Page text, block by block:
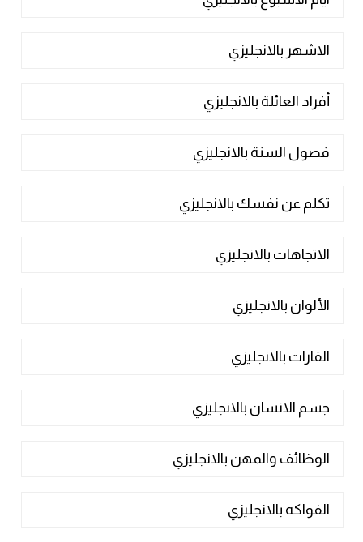
الاشهر بالانجليزي
أفراد العائلة بالانجليزي
فصول السنة بالانجليزي
تكلم عن نفسك بالانجليزي
الاتجاهات بالانجليزي
الألوان بالانجليزي
القارات بالانجليزي
جسم الانسان بالانجليزي
الوظائف والمهن بالانجليزي
الفواكه بالانجليزي